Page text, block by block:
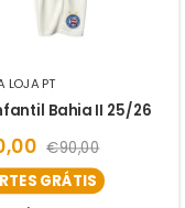
LOJA PT
Bahia II 25/26
€90,00
GRÁTIS